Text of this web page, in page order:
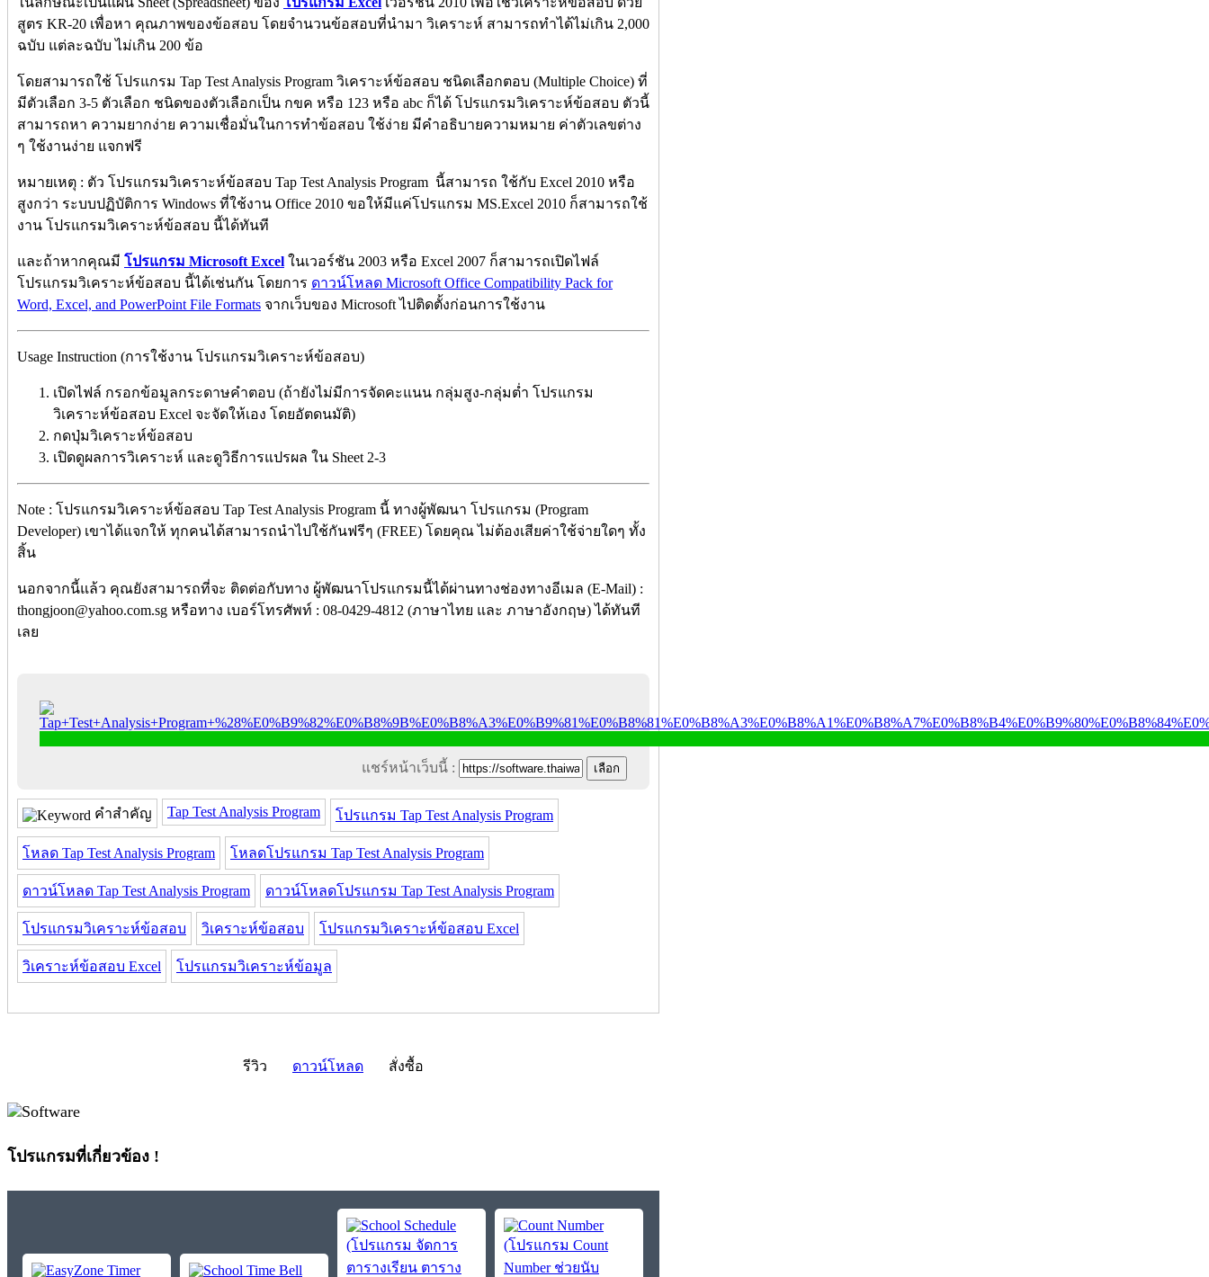
สูตร KR-20 เพื่อหา คุณภาพของข้อสอบ โดยจำนวนข้อสอบที่นำมา วิเคราะห์ สามารถทำได้ไม่เกิน 2,000
ฉบับ แต่ละฉบับ ไม่เกิน 200 ข้อ
โดยสามารถใช้ โปรแกรม Tap Test Analysis Program วิเคราะห์ข้อสอบ ชนิดเลือกตอบ (Multiple Choice) ที่
มีตัวเลือก 3-5 ตัวเลือก ชนิดของตัวเลือกเป็น กขค หรือ 123 หรือ abc ก็ได้ โปรแกรมวิเคราะห์ข้อสอบ ตัวนี้
สามารถหา ความยากง่าย ความเชื่อมั่นในการทำข้อสอบ ใช้ง่าย มีคำอธิบายความหมาย ค่าตัวเลขต่าง
ๆ ใช้งานง่าย แจกฟรี
หมายเหตุ : ตัว โปรแกรมวิเคราะห์ข้อสอบ Tap Test Analysis Program นี้สามารถ ใช้กับ Excel 2010 หรือ
สูงกว่า ระบบปฏิบัติการ Windows ที่ใช้งาน Office 2010 ขอให้มีแค่โปรแกรม MS.Excel 2010 ก็สามารถใช้
งาน โปรแกรมวิเคราะห์ข้อสอบ นี้ได้ทันที
และถ้าหากคุณมี โปรแกรม Microsoft Excel ในเวอร์ชัน 2003 หรือ Excel 2007 ก็สามารถเปิดไฟล์
โปรแกรมวิเคราะห์ข้อสอบ นี้ได้เช่นกัน โดยการ ดาวน์โหลด Microsoft Office Compatibility Pack for
Word, Excel, and PowerPoint File Formats จากเว็บของ Microsoft ไปติดตั้งก่อนการใช้งาน
Usage Instruction (การใช้งาน โปรแกรมวิเคราะห์ข้อสอบ)
เปิดไฟล์ กรอกข้อมูลกระดาษคำตอบ (ถ้ายังไม่มีการจัดคะแนน กลุ่มสูง-กลุ่มต่ำ โปรแกรม
วิเคราะห์ข้อสอบ Excel จะจัดให้เอง โดยอัตดนมัติ)
กดปุ่มวิเคราะห์ข้อสอบ
เปิดดูผลการวิเคราะห์ และดูวิธีการแปรผล ใน Sheet 2-3
Note : โปรแกรมวิเคราะห์ข้อสอบ Tap Test Analysis Program นี้ ทางผู้พัฒนา โปรแกรม (Program
Developer) เขาได้แจกให้ ทุกคนได้สามารถนำไปใช้กันฟรีๆ (FREE) โดยคุณ ไม่ต้องเสียค่าใช้จ่ายใดๆ ทั้ง
สิ้น
นอกจากนี้แล้ว คุณยังสามารถที่จะ ติดต่อกับทาง ผู้พัฒนาโปรแกรมนี้ได้ผ่านทางช่องทางอีเมล (E-Mail) :
thongjoon@yahoo.com.sg หรือทาง เบอร์โทรศัพท์ : 08-0429-4812 (ภาษาไทย และ ภาษาอังกฤษ) ได้ทันที
เลย
แชร์หน้าเว็บนี้ :
คำสำคัญ Tap Test Analysis Program โปรแกรม Tap Test Analysis Program
โหลด Tap Test Analysis Program โหลดโปรแกรม Tap Test Analysis Program
ดาวน์โหลด Tap Test Analysis Program ดาวน์โหลดโปรแกรม Tap Test Analysis Program
โปรแกรมวิเคราะห์ข้อสอบ วิเคราะห์ข้อสอบ โปรแกรมวิเคราะห์ข้อสอบ Excel
วิเคราะห์ข้อสอบ Excel โปรแกรมวิเคราะห์ข้อมูล
รีวิว ดาวน์โหลด สั่งซื้อ
โปรแกรมที่เกี่ยวข้อง !